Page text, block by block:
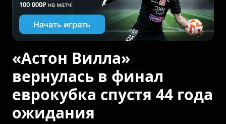
«Астон Вилла»
вернулась в финал
еврокубка спустя 44 года
ожидания